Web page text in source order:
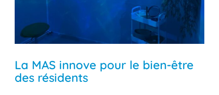
La MAS innove pour le bien-être
des résidents